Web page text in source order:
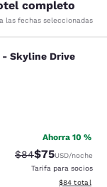
completo
las fechas seleccionadas
- Skyline
- Skyline Drive
1166 reseñas
Ahorra 10 %
Precio tachado:
$84Precio con
$75USD/noche
Tarifa para socios
Ver detalles
$84 total